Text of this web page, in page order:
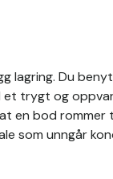
lagring. Du
trygt og
en bod rommer
som unngår